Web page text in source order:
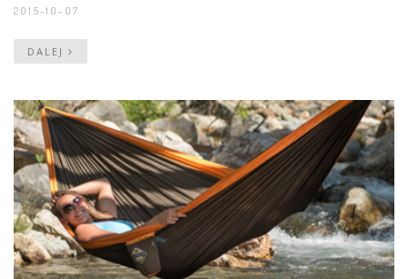
2015-10-07
DALEJ